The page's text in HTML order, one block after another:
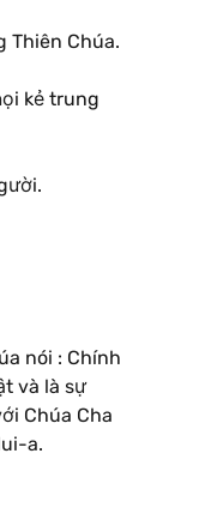
Thiên Chúa.
kẻ trung
nói : Chính
và là sự
Chúa Cha
a.